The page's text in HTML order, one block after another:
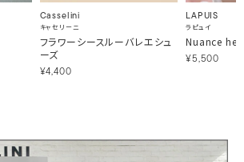
Casselini
キャセリーニ
フラワーシースルーバレエシュ
ーズ
¥4,400
LAPUIS
ラピュイ
Nuance
¥5,500